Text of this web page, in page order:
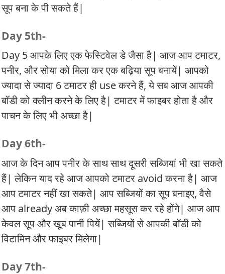
सूप बना के पी सकते हैं|
Day 5th-
Day 5 आपके लिए एक फेस्टिवेल डे जैसा है| आज आप टमाटर,
पनीर, और सोया को मिला कर एक बढ़िया सूप बनायें| आपको
ज्यादा से ज्यादा 6 टमाटर ही use करने हैं, ये सब आज आपकी
बॉडी को क्लीन करने के लिए है| टमाटर में फाइबर होता है और
पाचन के लिए भी अच्छा है|
Day 6th-
आज के दिन आप पनीर के साथ साथ दूसरी सब्जियां भी खा सकते
हैं| लेकिन याद रहे आज आपको टमाटर avoid करना है| आज
आप टमाटर नहीं खा सकते| आप सब्जियों का सूप बनाइए, वैसे
आप already अब काफ़ी अच्छा महसूस कर रहे होंगे| आज आप
केवल सूप और खूब पानी पियें| सब्जियों से आपकी बॉडी को
विटामिन और फाइबर मिलेगा|
Day 7th-